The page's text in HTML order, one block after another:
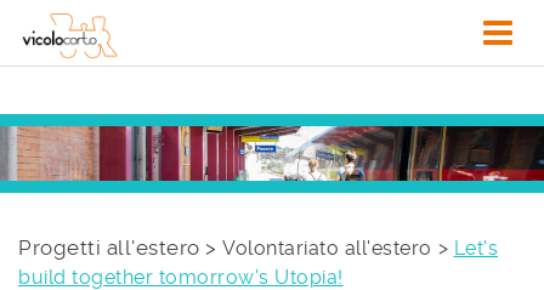
Progetti all'estero > Volontariato all'estero
Let's
build together tomorrow's Utopia!